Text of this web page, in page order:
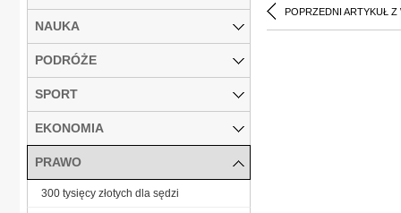
POPRZEDNI ARTYKUŁ Z
NAUKA
PODRÓŻE
SPORT
EKONOMIA
PRAWO
300 tysięcy złotych dla sędzi